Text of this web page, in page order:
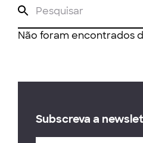
Não foram encontrados
Subscreva a